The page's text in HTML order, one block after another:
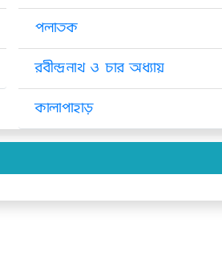
পলাতক
রবীন্দ্রনাথ ও চার অধ্যায়
কালাপাহাড়